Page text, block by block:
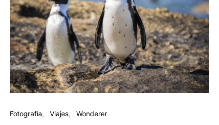
Fotografía Viajes Wonderer